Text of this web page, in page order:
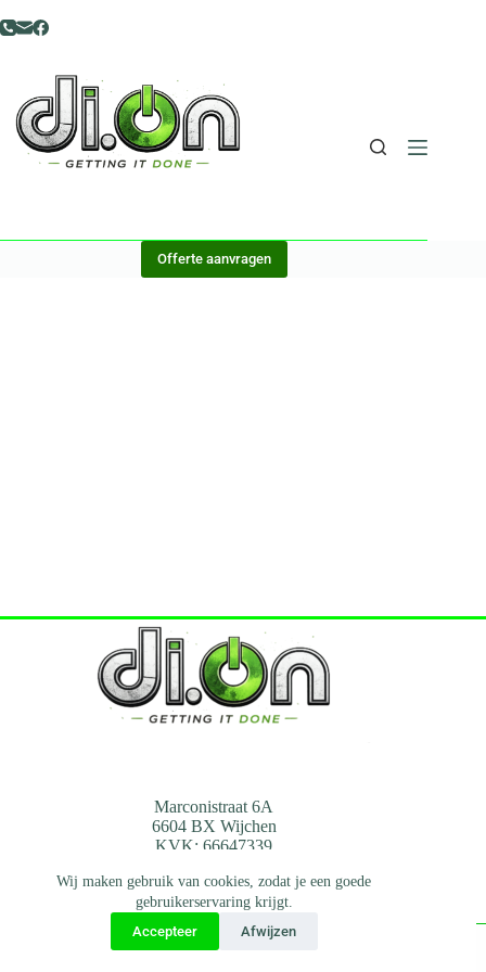
Wij maken gebruik van cookies, zodat je een goede
gebruikerservaring krijgt.
Accepteer
Afwijzen
Offerte aanvragen
Marconistraat 6A
6604 BX Wijchen
KVK: 66647339
Mail:info@di-on.nl
Tel:0247009870
Privacybeleid|Algemene voorwaarden